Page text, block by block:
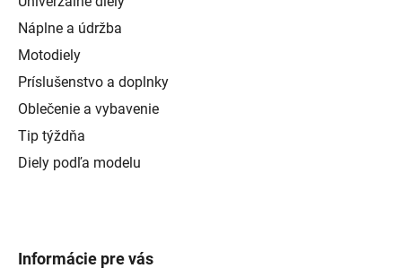
Náplne a údržba
Motodiely
Príslušenstvo a doplnky
Oblečenie a vybavenie
Tip týždňa
Diely podľa modelu
Informácie pre vás